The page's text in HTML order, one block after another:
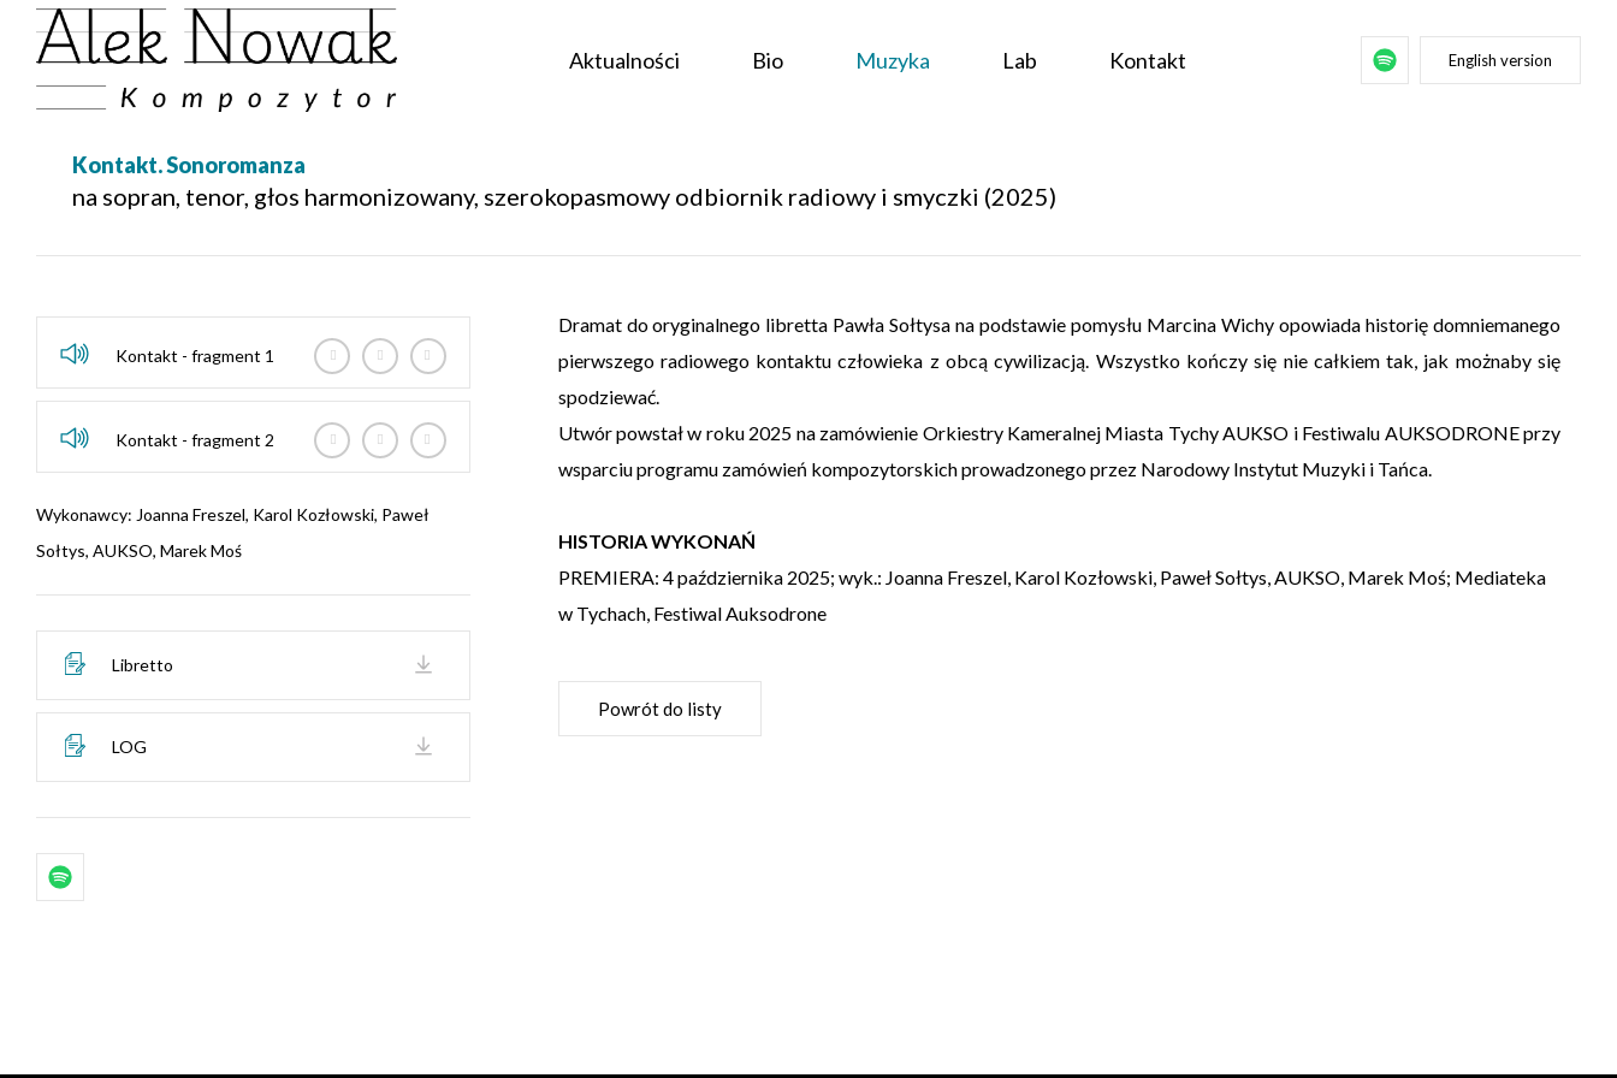
Aktualności Bio Muzyka Lab Kontakt English version
Kontakt. Sonoromanza
na sopran, tenor, głos harmonizowany, szerokopasmowy odbiornik radiowy i smyczki (2025)
Kontakt - fragment 1
Kontakt - fragment 2
Wykonawcy: Joanna Freszel, Karol Kozłowski, Paweł
Sołtys, AUKSO, Marek Moś
Libretto
LOG
Dramat do oryginalnego libretta Pawła Sołtysa na podstawie pomysłu Marcina Wichy opowiada historię domniemanego
pierwszego radiowego kontaktu człowieka z obcą cywilizacją. Wszystko kończy się nie całkiem tak, jak możnaby się
spodziewać.
Utwór powstał w roku 2025 na zamówienie Orkiestry Kameralnej Miasta Tychy AUKSO i Festiwalu AUKSODRONE przy
wsparciu programu zamówień kompozytorskich prowadzonego przez Narodowy Instytut Muzyki i Tańca.
HISTORIA WYKONAŃ
PREMIERA: 4 października 2025; wyk.: Joanna Freszel, Karol Kozłowski, Paweł Sołtys, AUKSO, Marek Moś; Mediateka
w Tychach, Festiwal Auksodrone
Powrót do listy